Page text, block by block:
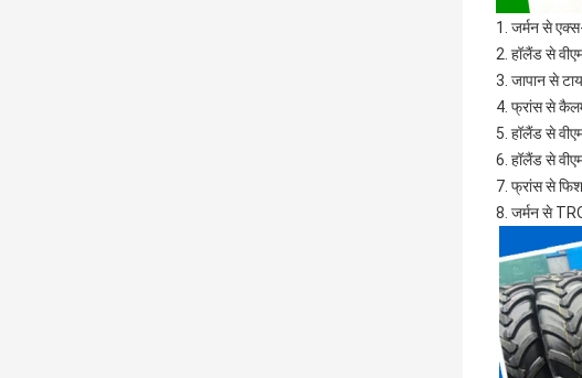
1. जर्मन से
2. हॉलैंड से
3. जापान से
4. फ्रांस से
5. हॉलैंड से
6. हॉलैंड से
7. फ्रांस से
8. जर्मन से